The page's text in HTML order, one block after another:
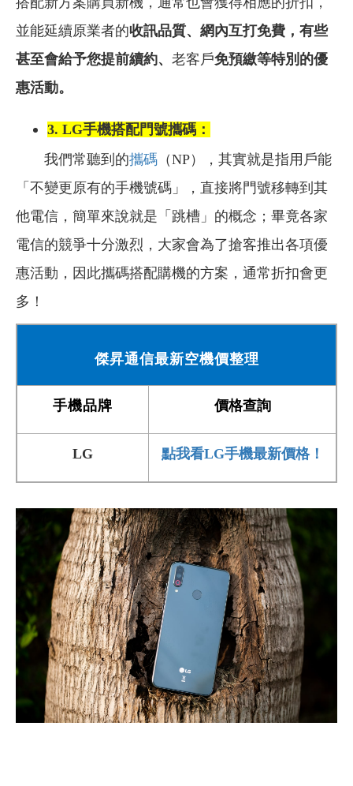
並能延續原業者的收訊品質、網內互打免費，有些
甚至會給予您提前續約、 老客戶免預繳等特別的優
惠活動。
3. LG手機搭配門號攜碼：
我們常聽到的攜碼 （NP），其實就是指用戶能
「不變更原有的手機號碼」，直接將門號移轉到其
他電信，簡單來說就是「跳槽」的概念；畢竟各家
電信的競爭十分激烈，大家會為了搶客推出各項優
惠活動，因此攜碼搭配購機的方案，通常折扣會更
多！
傑昇通信最新空機價整理
手機品牌 價格查詢
LG 點我看LG手機最新價格！